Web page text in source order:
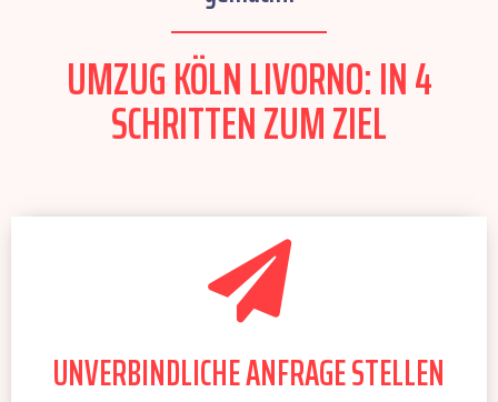
UMZUG KÖLN LIVORNO: IN 4
SCHRITTEN ZUM ZIEL
UNVERBINDLICHE ANFRAGE STELLEN